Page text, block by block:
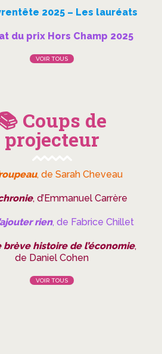
2025 – Les lauréats
du prix Hors Champ 2025
VOIR TOUS
Coups de
projecteur
, de Sarah Cheveau
, d’Emmanuel Carrère
rien, de Fabrice Chillet
brève histoire de l’économie,
de Daniel Cohen
VOIR TOUS